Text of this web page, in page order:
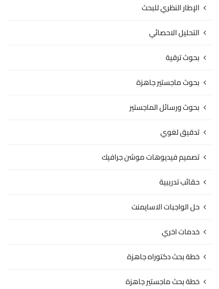
الإطار النظري للبحث
التحليل الاحصائي
بحوث ترقية
بحوث ماجستير جاهزة
بحوث ورسائل الماجستير
تدقيق لغوي
تصميم فيديوهات موشن جرافيك
حقائب تدريبية
حل الواجبات الاسايمنت
خدمات اخري
خطة بحث دكتوراه جاهزة
خطة بحث ماجستير جاهزة